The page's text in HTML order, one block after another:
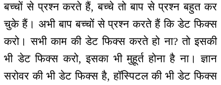
बच्चों से प्रश्न करते हैं, बच्चे तो बाप से प्रश्न बहुत कर
चुके हैं। अभी बाप बच्चों से प्रश्न करते हैं कि डेट फिक्स
करो। सभी काम की डेट फिक्स करते हो ना? तो इसकी
भी डेट फिक्स करो, इसका भी मुहूर्त होना है ना। ज्ञान
सरोवर की भी डेट फिक्स है, हॉस्पिटल की भी डेट फिक्स